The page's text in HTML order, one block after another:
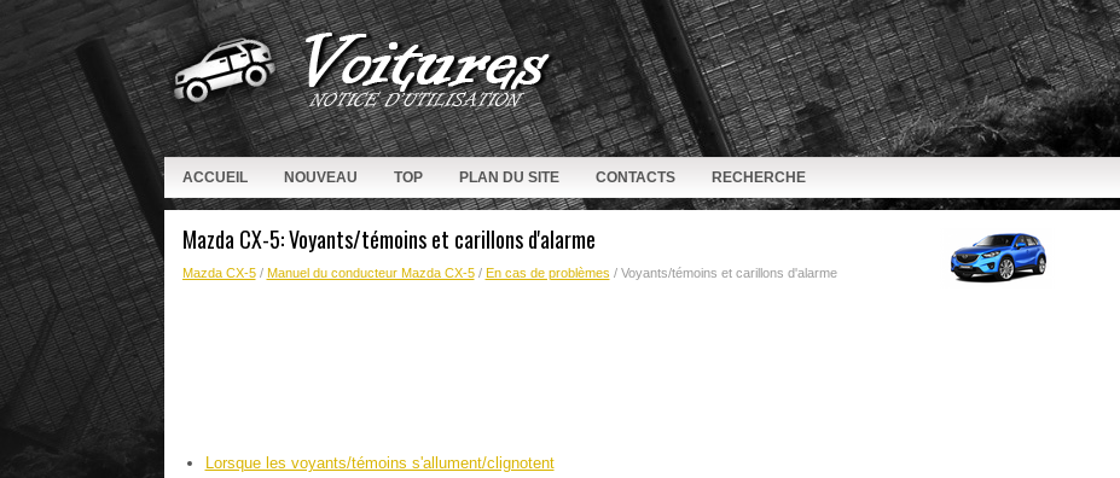
ACCUEIL NOUVEAU TOP PLAN DU SITE CONTACTS RECHERCHE
Mazda CX-5: Voyants/témoins et carillons d'alarme
Mazda CX-5/ Manuel du conducteur Mazda CX-5/ En cas de problèmes / Voyants/témoins et carillons d'alarme
Lorsque les voyants/témoins s'allument/clignotent